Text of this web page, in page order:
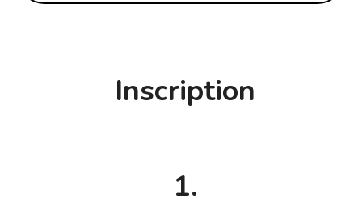
Inscription
1.